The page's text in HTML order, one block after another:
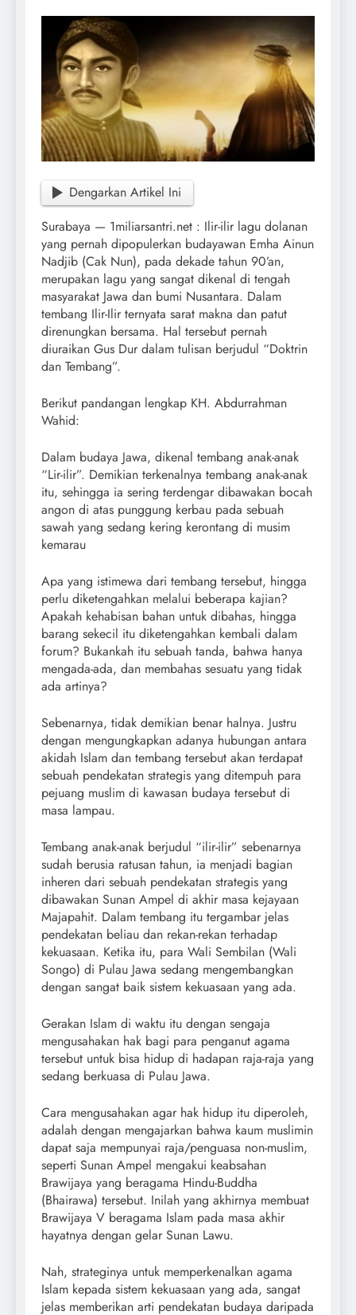
Dengarkan Artikel Ini
Surabaya — 1miliarsantri.net : Ilir-ilir lagu dolanan
yang pernah dipopulerkan budayawan Emha Ainun
Nadjib (Cak Nun), pada dekade tahun 90’an,
merupakan lagu yang sangat dikenal di tengah
masyarakat Jawa dan bumi Nusantara. Dalam
tembang Ilir-Ilir ternyata sarat makna dan patut
direnungkan bersama. Hal tersebut pernah
diuraikan Gus Dur dalam tulisan berjudul “Doktrin
dan Tembang”.
Berikut pandangan lengkap KH. Abdurrahman
Wahid:
Dalam budaya Jawa, dikenal tembang anak-anak
“Lir-ilir”. Demikian terkenalnya tembang anak-anak
itu, sehingga ia sering terdengar dibawakan bocah
angon di atas punggung kerbau pada sebuah
sawah yang sedang kering kerontang di musim
kemarau
Apa yang istimewa dari tembang tersebut, hingga
perlu diketengahkan melalui beberapa kajian?
Apakah kehabisan bahan untuk dibahas, hingga
barang sekecil itu diketengahkan kembali dalam
forum? Bukankah itu sebuah tanda, bahwa hanya
mengada-ada, dan membahas sesuatu yang tidak
ada artinya?
Sebenarnya, tidak demikian benar halnya. Justru
dengan mengungkapkan adanya hubungan antara
akidah Islam dan tembang tersebut akan terdapat
sebuah pendekatan strategis yang ditempuh para
pejuang muslim di kawasan budaya tersebut di
masa lampau.
Tembang anak-anak berjudul “ilir-ilir” sebenarnya
sudah berusia ratusan tahun, ia menjadi bagian
inheren dari sebuah pendekatan strategis yang
dibawakan Sunan Ampel di akhir masa kejayaan
Majapahit. Dalam tembang itu tergambar jelas
pendekatan beliau dan rekan-rekan terhadap
kekuasaan. Ketika itu, para Wali Sembilan (Wali
Songo) di Pulau Jawa sedang mengembangkan
dengan sangat baik sistem kekuasaan yang ada.
Gerakan Islam di waktu itu dengan sengaja
mengusahakan hak bagi para penganut agama
tersebut untuk bisa hidup di hadapan raja-raja yang
sedang berkuasa di Pulau Jawa.
Cara mengusahakan agar hak hidup itu diperoleh,
adalah dengan mengajarkan bahwa kaum muslimin
dapat saja mempunyai raja/penguasa non-muslim,
seperti Sunan Ampel mengakui keabsahan
Brawijaya yang beragama Hindu-Buddha
(Bhairawa) tersebut. Inilah yang akhirnya membuat
Brawijaya V beragama Islam pada masa akhir
hayatnya dengan gelar Sunan Lawu.
Nah, strateginya untuk memperkenalkan agama
Islam kepada sistem kekuasaan yang ada, sangat
jelas memberikan arti pendekatan budaya daripada